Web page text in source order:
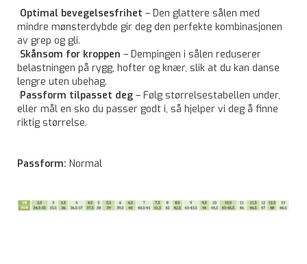
Optimal bevegelsesfrihet – Den glattere sålen med
mindre mønsterdybde gir deg den perfekte kombinasjonen
av grep og gli.
Skånsom for kroppen – Dempingen i sålen reduserer
belastningen på rygg, hofter og knær, slik at du kan danse
lengre uten ubehag.
Passform tilpasset deg – Følg størrelsestabellen under,
eller mål en sko du passer godt i, så hjelper vi deg å finne
riktig størrelse.
Passform: Normal